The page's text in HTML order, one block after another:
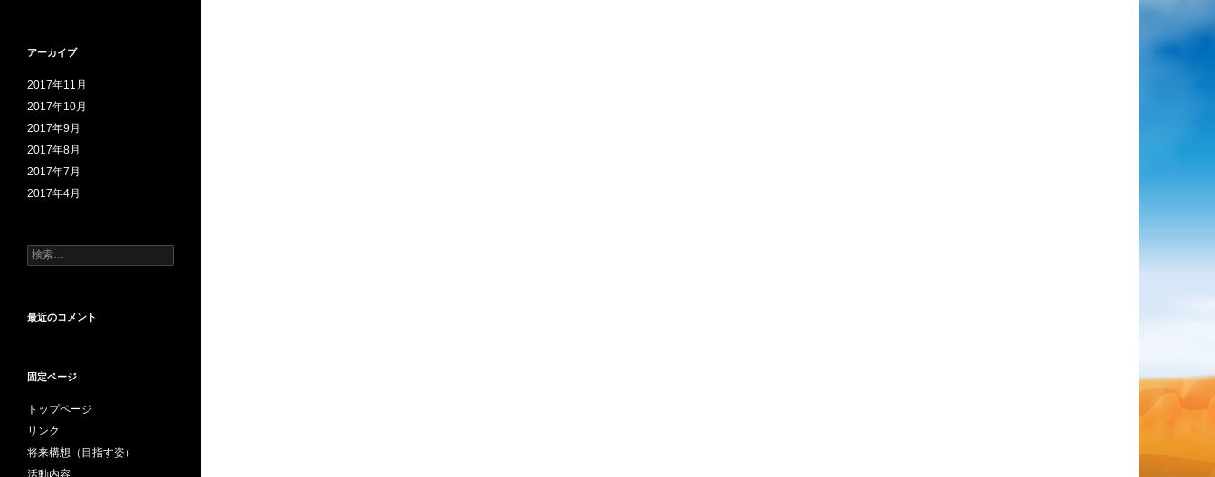
アーカイブ
2017年11月
2017年10月
2017年9月
2017年8月
2017年7月
2017年4月
検
索:
最近のコメント
固定ページ
トップページ
リンク
将来構想（目指す姿）
活動内容